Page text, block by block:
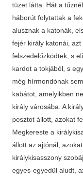
tüzet látta. Hát a
háborút folytattak a
alusznak a katonák,
fejér király katonái,
felszedelőzködtek, s
kardot a tokjából, s
még hírmondónak
kabátot, amelyikben
király városába. A
posztot állott, azokat
Megkereste a
állott az ajtónál,
királykisasszony
egyes-egyedül aludt,